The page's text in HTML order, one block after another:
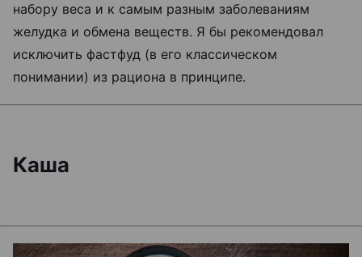
набору веса и к самым разным заболеваниям
желудка и обмена веществ. Я бы рекомендовал
исключить фастфуд (в его классическом
понимании) из рациона в принципе.
Каша